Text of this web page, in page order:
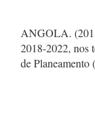
ANGOLA.
2018-2022, nos
de Planeamento